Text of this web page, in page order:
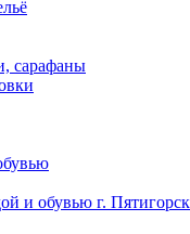
сарафаны
и обувью г. Пятигорск